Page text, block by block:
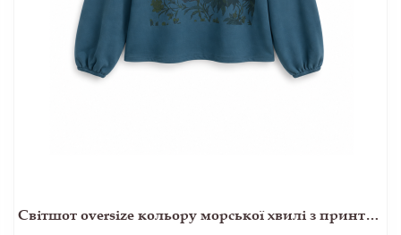
Світшот oversize кольору морської хвилі з принтом Attleton